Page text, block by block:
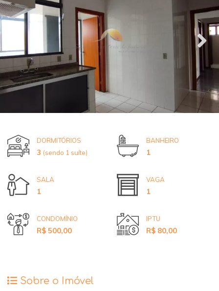
DORMITÓRIOS
3 (sendo 1 suíte)
BANHEIRO
1
SALA
1
VAGA
1
CONDOMÍNIO
R$ 500,00
IPTU
R$ 80,00
Sobre o Imóvel